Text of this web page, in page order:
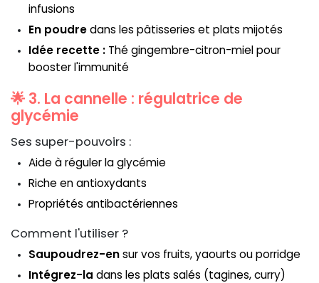
infusions
En poudredans les pâtisseries et plats mijotés
Idée recette : Thé gingembre-citron-miel pour
booster l'immunité
🌟 3. La cannelle : régulatrice de
glycémie
Ses super-pouvoirs :
Aide à réguler la glycémie
Riche en antioxydants
Propriétés antibactériennes
Comment l'utiliser ?
Saupoudrez-ensur vos fruits, yaourts ou porridge
Intégrez-la dans les plats salés (tagines, curry)